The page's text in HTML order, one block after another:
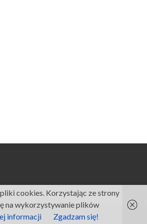
cookies. Korzystając ze strony
na wykorzystywanie plików
informacji Zgadzam się!